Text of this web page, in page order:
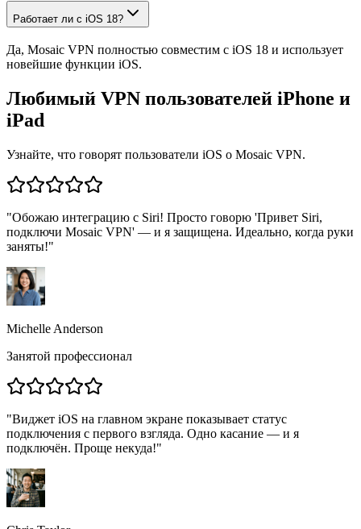
Работает ли с iOS 18?
Да, Mosaic VPN полностью совместим с iOS 18 и использует
новейшие функции iOS.
Любимый VPN пользователей iPhone и
iPad
Узнайте, что говорят пользователи iOS о Mosaic VPN.
"Обожаю интеграцию с Siri! Просто говорю 'Привет Siri,
подключи Mosaic VPN' — и я защищена. Идеально, когда руки
заняты!"
Michelle Anderson
Занятой профессионал
"Виджет iOS на главном экране показывает статус
подключения с первого взгляда. Одно касание — и я
подключён. Проще некуда!"